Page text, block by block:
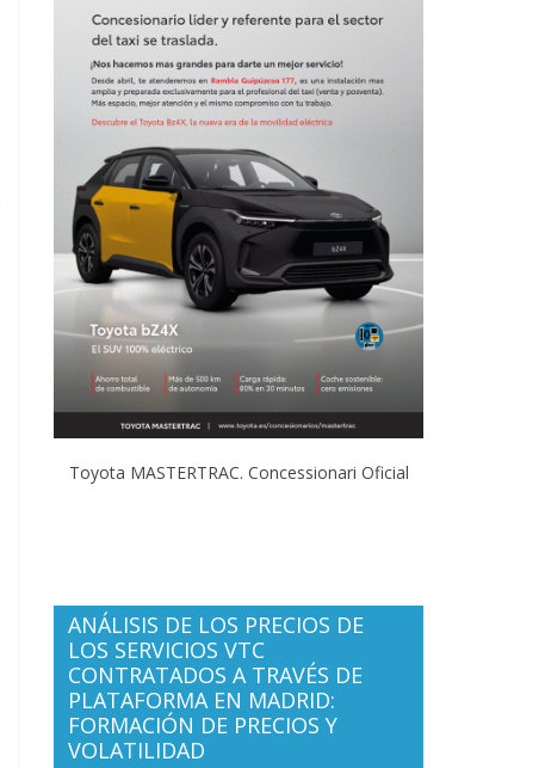
Toyota MASTERTRAC. Concessionari Oficial
ANÁLISIS DE LOS PRECIOS DE
LOS SERVICIOS VTC
CONTRATADOS A TRAVÉS DE
PLATAFORMA EN MADRID:
FORMACIÓN DE PRECIOS Y
VOLATILIDAD